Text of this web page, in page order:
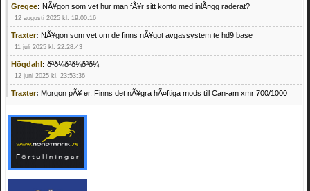
Gregee: NÃ¥gon som vet hur man fÃ¥r sitt konto med inlÃ¤gg raderat?
12 augusti 2025 kl. 19:00:16
Traxter: NÃ¥gon som vet om de finns nÃ¥got avgassystem te hd9 base
11 juli 2025 kl. 22:28:43
Högdahl: ðªð¼ðªð¼ðªð¼
12 juni 2025 kl. 23:53:36
Traxter: Morgon pÃ¥ er. Finns det nÃ¥gra hÃ¤ftiga mods till Can-am xmr 700/1000
Mrhandsome:SÃ¶ker defekta/trasiga fyrhjulingar. Jag betalar bra och du kan nÃ¥ mig
pÃ¥ 0709955029 eller hv.alexandersson@gmail.com ifall du har en som du vill sÃ¤lja
mvh Hugo
21 februari 2025 kl. 09:25:52
Oscar5:NÃ¥gon som vet vad man kan begÃ¤ra fÃ¶r en Honda TRX 350 FE 2005